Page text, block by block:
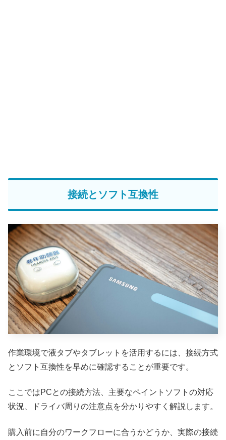
接続とソフト互換性
作業環境で液タブやタブレットを活用するには、接続方式
とソフト互換性を早めに確認することが重要です。
ここではPCとの接続方法、主要なペイントソフトの対応
状況、ドライバ周りの注意点を分かりやすく解説します。
購入前に自分のワークフローに合うかどうか、実際の接続